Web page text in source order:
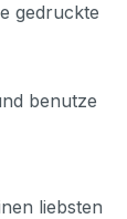
gedruckte
benutze
liebsten